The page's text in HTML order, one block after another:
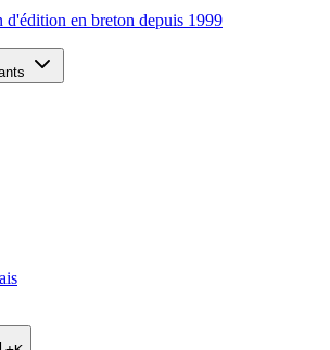
d'édition en breton depuis 1999